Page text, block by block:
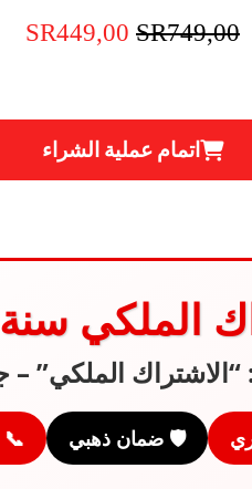
SR749,00
السعر
هو:
SR749,00.
SR449,00
اتمام عملية الشراء
الملكي
الملكي” –
🛡️ ضمان ذهبي 📞